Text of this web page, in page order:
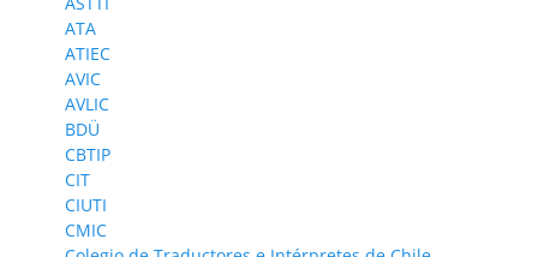
ATA
ATIEC
AVIC
AVLIC
BDÜ
CBTIP
CIT
CIUTI
CMIC